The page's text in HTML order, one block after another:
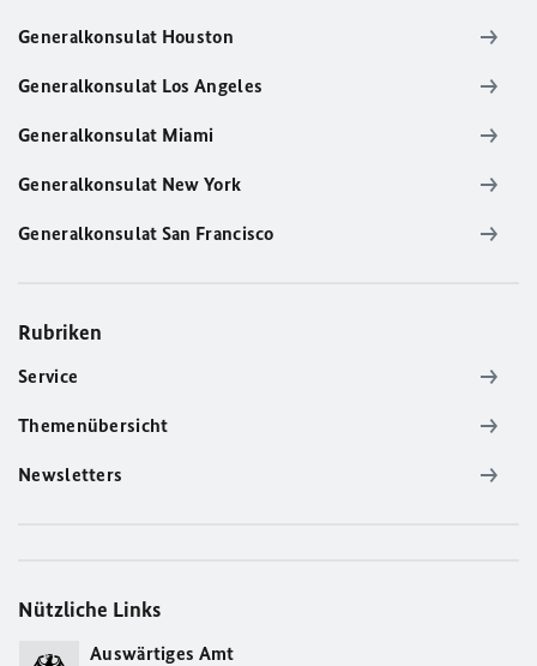
Generalkonsulat Houston
Generalkonsulat Los Angeles
Generalkonsulat Miami
Generalkonsulat New York
Generalkonsulat San Francisco
Rubriken
Service
Themenübersicht
Newsletters
Nützliche Links
Auswärtiges Amt